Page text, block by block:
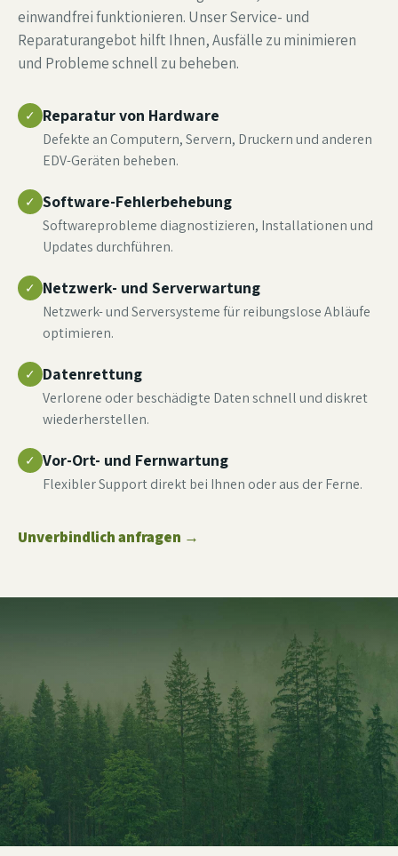
einwandfrei funktionieren. Unser Service- und
Reparaturangebot hilft Ihnen, Ausfälle zu minimieren
und Probleme schnell zu beheben.
✓ Reparatur von Hardware
Defekte an Computern, Servern, Druckern und anderen
EDV-Geräten beheben.
✓ Software-Fehlerbehebung
Softwareprobleme diagnostizieren, Installationen und
Updates durchführen.
✓ Netzwerk- und Serverwartung
Netzwerk- und Serversysteme für reibungslose Abläufe
optimieren.
✓ Datenrettung
Verlorene oder beschädigte Daten schnell und diskret
wiederherstellen.
✓ Vor-Ort- und Fernwartung
Flexibler Support direkt bei Ihnen oder aus der Ferne.
Unverbindlich anfragen →